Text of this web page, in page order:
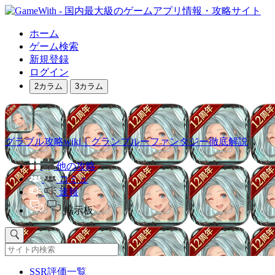
ホーム
ゲーム検索
新規登録
ログイン
2カラム 3カラム
グラブル攻略wiki｜グランブルーファンタジー徹底解説
他の攻略
コミュ
速報
掲示板
SSR評価一覧